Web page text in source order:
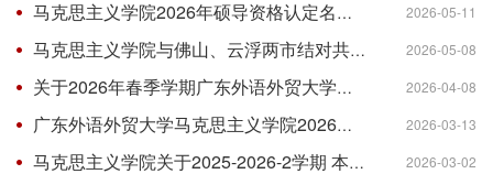
马克思主义学院2026年硕导资格认定名单公示 2026-05-11
马克思主义学院与佛山、云浮两市结对共建调研项目立项公示 2026-05-08
关于2026年春季学期广东外语外贸大学《社会实践（网络教学）》课程修读事宜 2026-04-08
广东外语外贸大学马克思主义学院2026年硕士研究生复试实施细则 2026-03-13
马克思主义学院关于2025-2026-2学期 本科生办理各项课程调整手续的通知 2026-03-02